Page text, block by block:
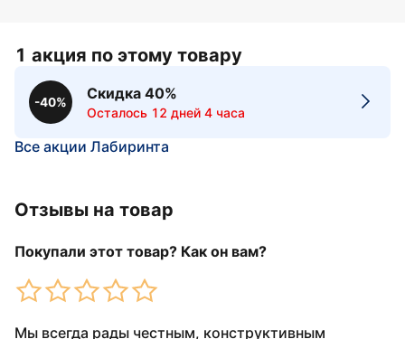
1 акция по этому товару
-40%
Скидка 40%
Осталось 12 дней 4 часа
Все акции Лабиринта
Отзывы на товар
Покупали этот товар? Как он вам?
Мы всегда рады честным, конструктивным